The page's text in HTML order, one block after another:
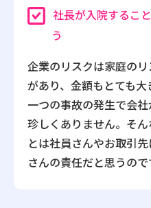
社長が入院するこ
う
企業のリスクは家庭の
があり、金額もとても大
一つの事故の発生で会
珍しくありません。そ
とは社員さんやお取引
さんの責任だと思うので